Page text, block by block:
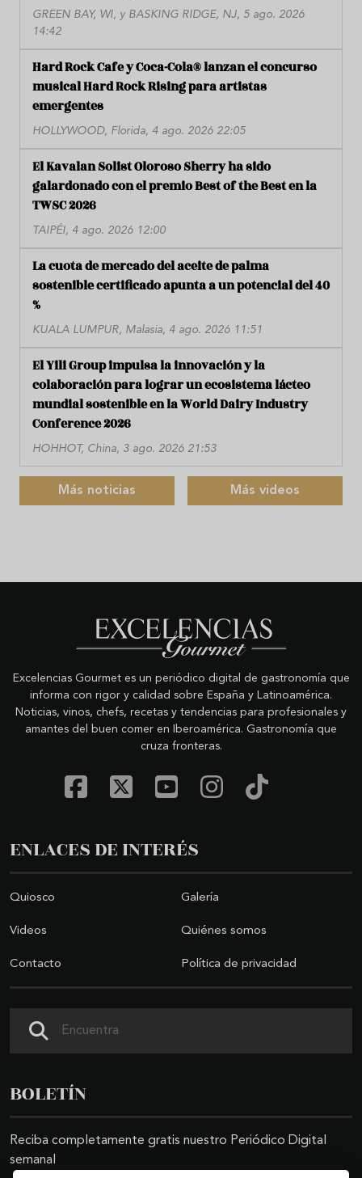
GREEN BAY, WI, y BASKING RIDGE, NJ, 5 ago. 2026
14:42
Hard Rock Cafe y Coca-Cola® lanzan el concurso
musical Hard Rock Rising para artistas
emergentes
HOLLYWOOD, Florida, 4 ago. 2026 22:05
El Kavalan Solist Oloroso Sherry ha sido
galardonado con el premio Best of the Best en la
TWSC 2026
TAIPÉI, 4 ago. 2026 12:00
La cuota de mercado del aceite de palma
sostenible certificado apunta a un potencial del 40
%
KUALA LUMPUR, Malasia, 4 ago. 2026 11:51
El Yili Group impulsa la innovación y la
colaboración para lograr un ecosistema lácteo
mundial sostenible en la World Dairy Industry
Conference 2026
HOHHOT, China, 3 ago. 2026 21:53
Más noticias Más videos
Excelencias Gourmet es un periódico digital de gastronomía que
informa con rigor y calidad sobre España y Latinoamérica.
Noticias, vinos, chefs, recetas y tendencias para profesionales y
amantes del buen comer en Iberoamérica. Gastronomía que
cruza fronteras.
ENLACES DE INTERÉS
Quiosco Galería
Videos Quiénes somos
Contacto Política de privacidad
BOLETÍN
Reciba completamente gratis nuestro Periódico Digital
semanal